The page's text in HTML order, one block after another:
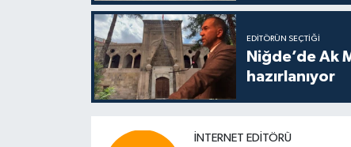
EDITÖRÜN SEÇTIĞI
Niğde’de Ak
hazırlanıyor
İNTERNET EDITÖRÜ